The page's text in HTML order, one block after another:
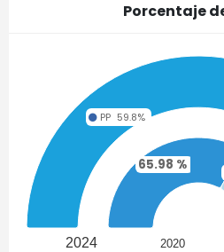
Porcentaje
65.98 %
PP 59.8%
2024 2020